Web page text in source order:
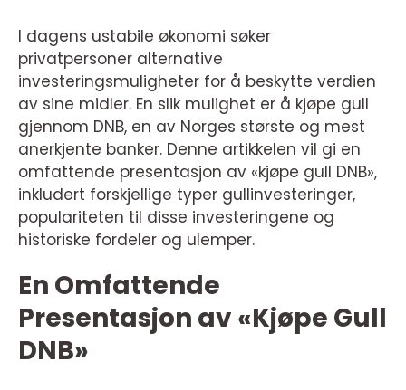
I dagens ustabile økonomi søker
privatpersoner alternative
investeringsmuligheter for å beskytte verdien
av sine midler. En slik mulighet er å kjøpe gull
gjennom DNB, en av Norges største og mest
anerkjente banker. Denne artikkelen vil gi en
omfattende presentasjon av «kjøpe gull DNB»,
inkludert forskjellige typer gullinvesteringer,
populariteten til disse investeringene og
historiske fordeler og ulemper.
En Omfattende
Presentasjon av «Kjøpe Gull
DNB»